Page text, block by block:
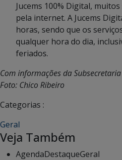
Jucems 100% Digital,
pela internet. A Jucems
horas, sendo que os
qualquer hora do dia,
feriados.
Com informações da
Foto: Chico Ribeiro
Categorias :
Geral
Veja Também
AgendaDestaqueGeral